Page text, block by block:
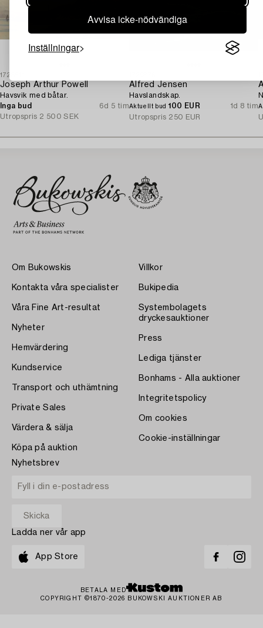
Avvisa icke-nödvändiga
Inställningar
1728511
Joseph Arthur Powell
Havsvik med båtar.
Inga bud
6d 5 tim
Utropspris 2 500 SEK
Alfred Jensen
Havslandskap.
Aktuellt bud 100 EUR
1d 8 tim
Utropspris 250 EUR
Om Bukowskis
Kontakta våra specialister
Våra Fine Art-resultat
Nyheter
Hemvärdering
Kundservice
Transport och uthämtning
Private Sales
Värdera & sälja
Köpa på auktion
Villkor
Bukipedia
Systembolagets
dryckesauktioner
Press
Lediga tjänster
Bonhams - Alla auktioner
Integritetspolicy
Om cookies
Cookie-inställningar
Nyhetsbrev
Ladda ner vår app
App Store
BETALA MED
COPYRIGHT ©1870-2026 BUKOWSKI AUKTIONER AB